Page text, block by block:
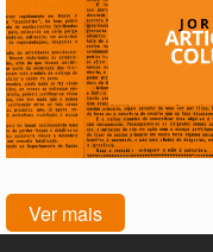
Ver mais